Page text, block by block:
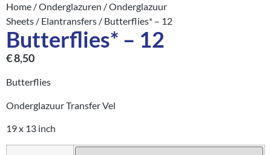
Home /Onderglazuren /Onderglazuur
Sheets / Elantransfers / Butterflies* – 12
Butterflies* – 12
€8,50
Butterflies
Onderglazuur Transfer Vel
19 x 13 inch